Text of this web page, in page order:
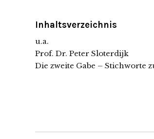
Inhaltsverzeichnis
u.a.
Prof. Dr. Peter Sloterdijk
Die zweite Gabe – Stichworte